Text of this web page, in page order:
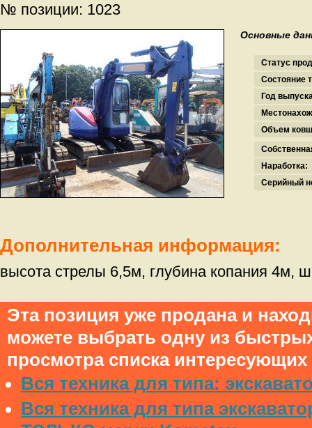
№ позиции: 1023
Основные
Статус
Состояние
Год
Объем
Наработка:
Серийный
Дополнительная информация:
высота стрелы 6,5м, глубина копания 4м,
Эта позиция уже продана и
можете выбрать одну из
просмотра списка
Вся техника для типа:
Вся техника для типа